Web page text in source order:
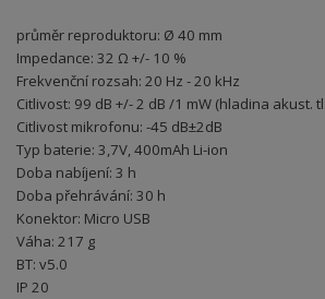
průměr reproduktoru: Ø 40 mm
Impedance: 32 Ω +/- 10 %
Frekvenční rozsah: 20 Hz - 20 kHz
Citlivost: 99 dB +/- 2 dB /1 mW (hladina akust.
Citlivost mikrofonu: -45 dB±2dB
Typ baterie: 3,7V, 400mAh Li-ion
Doba nabíjení: 3 h
Doba přehrávání: 30 h
Konektor: Micro USB
Váha: 217 g
BT: v5.0
IP 20